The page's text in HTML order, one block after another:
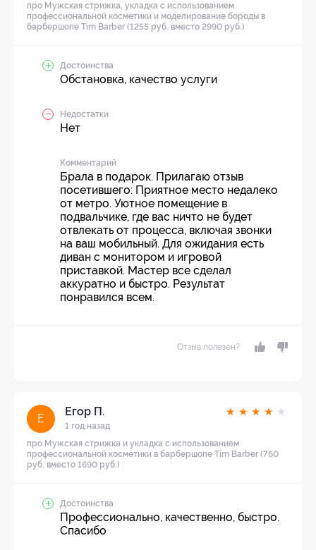
про Мужская стрижка, укладка с использованием
профессиональной косметики и моделирование бороды в
барбершопе Tim Barber (1255 руб. вместо 2990 руб.)
Достоинства
Обстановка, качество услуги
Недостатки
Нет
Комментарий
Брала в подарок. Прилагаю отзыв
посетившего: Приятное место недалеко
от метро. Уютное помещение в
подвальчике, где вас ничто не будет
отвлекать от процесса, включая звонки
на ваш мобильный. Для ожидания есть
диван с монитором и игровой
приставкой. Мастер все сделал
аккуратно и быстро. Результат
понравился всем.
Отзыв полезен?
Е
Егор П.
1 год назад
★ ★ ★ ★ ★
про Мужская стрижка и укладка с использованием
профессиональной косметики в барбершопе Tim Barber (760
руб. вместо 1690 руб.)
Достоинства
Профессионально, качественно, быстро.
Спасибо